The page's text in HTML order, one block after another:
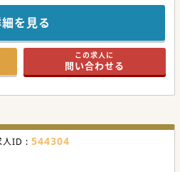
もりなど、外出が困難な方へ
療をも行っている、複数のクリニ
などスタッフ体制も整い、真心あ
疾患の合併患者様が増加する中で
せくださいませ。
を見る
この求人に
問い合わせる
人ID : 544304